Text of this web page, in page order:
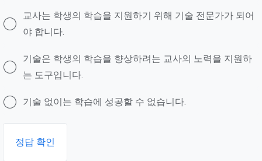
교사는 학생의 학습을 지원하기 위해 기술 전문가가 되어
야 합니다.
기술은 학생의 학습을 향상하려는 교사의 노력을 지원하
는 도구입니다.
기술 없이는 학습에 성공할 수 없습니다.
정답 확인